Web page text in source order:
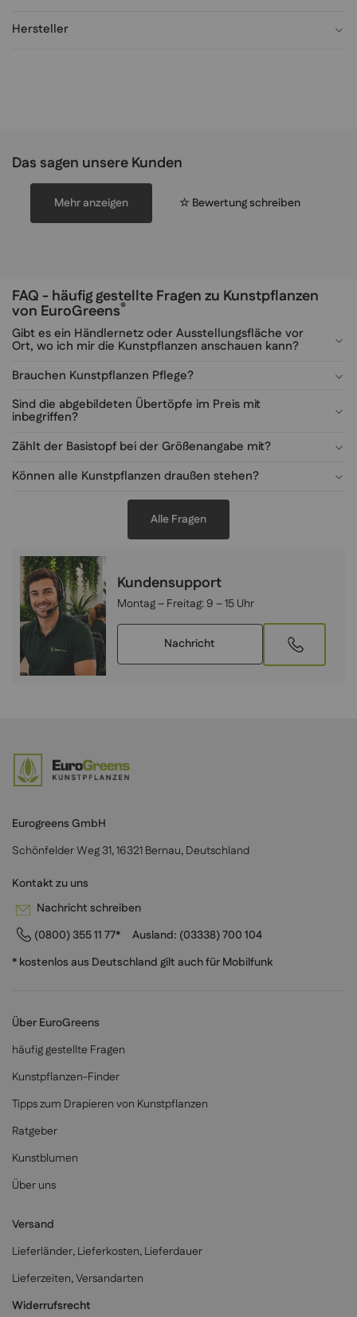
Hersteller
Das sagen unsere Kunden
Mehr anzeigen ☆ Bewertung schreiben
FAQ - häufig gestellte Fragen zu Kunstpflanzen
von EuroGreens®
Gibt es ein Händlernetz oder Ausstellungsfläche vor
Ort, wo ich mir die Kunstpflanzen anschauen kann?
Brauchen Kunstpflanzen Pflege?
Sind die abgebildeten Übertöpfe im Preis mit
inbegriffen?
Zählt der Basistopf bei der Größenangabe mit?
Können alle Kunstpflanzen draußen stehen?
Alle Fragen
Kundensupport
Montag – Freitag: 9 – 15 Uhr
Nachricht
Eurogreens GmbH
Schönfelder Weg 31, 16321 Bernau, Deutschland
Kontakt zu uns
Nachricht schreiben
(0800) 355 11 77*
Ausland: (03338) 700 104
* kostenlos aus Deutschland gilt auch für Mobilfunk
Über EuroGreens
häufig gestellte Fragen
Kunstpflanzen-Finder
Tipps zum Drapieren von Kunstpflanzen
Ratgeber
Kunstblumen
Über uns
Versand
Lieferländer, Lieferkosten, Lieferdauer
Lieferzeiten, Versandarten
Widerrufsrecht